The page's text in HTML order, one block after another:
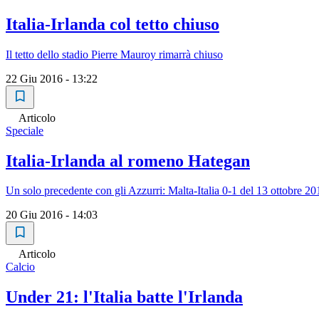
Italia-Irlanda col tetto chiuso
Il tetto dello stadio Pierre Mauroy rimarrà chiuso
22 Giu 2016 - 13:22
Articolo
Speciale
Italia-Irlanda al romeno Hategan
Un solo precedente con gli Azzurri: Malta-Italia 0-1 del 13 ottobre
20 Giu 2016 - 14:03
Articolo
Calcio
Under 21: l'Italia batte l'Irlanda